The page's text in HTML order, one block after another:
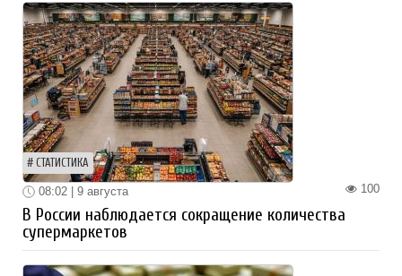
СТАТИСТИКА
100
08:02 | 9 августа
В России наблюдается сокращение количества
супермаркетов